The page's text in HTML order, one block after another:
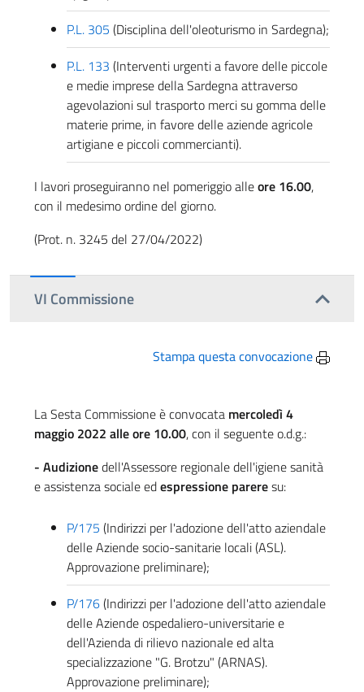
P.L. 305 (Disciplina dell'oleoturismo in Sardegna);
P.L. 133 (Interventi urgenti a favore delle piccole
e medie imprese della Sardegna attraverso
agevolazioni sul trasporto merci su gomma delle
materie prime, in favore delle aziende agricole
artigiane e piccoli commercianti).
I lavori proseguiranno nel pomeriggio alleore 16.00,
con il medesimo ordine del giorno.
(Prot. n. 3245 del 27/04/2022)
VI Commissione
Stampa questa convocazione
La Sesta Commissione è convocata mercoledì 4
maggio 2022 alle ore 10.00, con il seguente o.d.g.:
- Audizionedell'Assessore regionale dell'igiene sanità
e assistenza sociale edespressione pareresu:
P/175 (Indirizzi per l'adozione dell'atto aziendale
delle Aziende socio-sanitarie locali (ASL).
Approvazione preliminare);
P/176(Indirizzi per l'adozione dell'atto aziendale
delle Aziende ospedaliero-universitarie e
dell'Azienda di rilievo nazionale ed alta
specializzazione "G. Brotzu" (ARNAS).
Approvazione preliminare);